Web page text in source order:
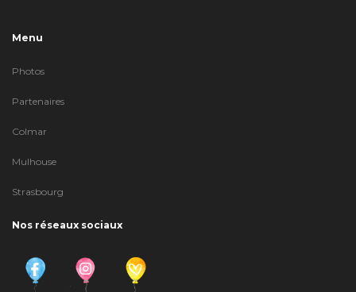
Menu
Photos
Partenaires
Colmar
Mulhouse
Strasbourg
Nos réseaux sociaux